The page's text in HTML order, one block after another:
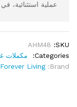
عملية استثنائية،
SKU:
AHM48
Categories:
مكملات
Brand:
Forever Living